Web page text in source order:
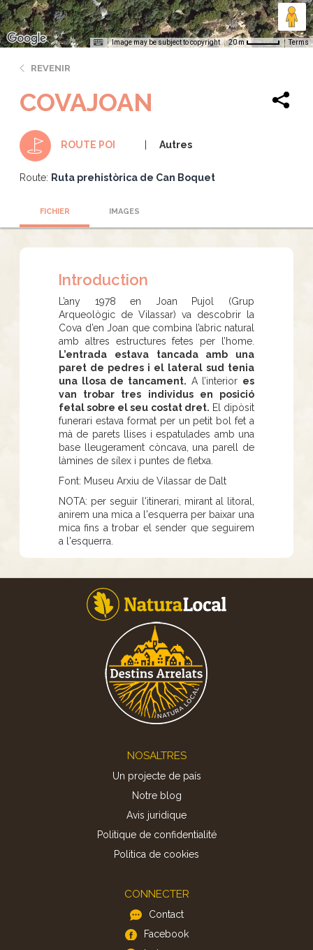
Image may be subject to copyright 20 m Terms
REVENIR
COVAJOAN
ROUTE POI Autres
Route: Ruta prehistòrica de Can Boquet
FICHIER IMAGES
Introduction
L’any 1978 en Joan Pujol (Grup
Arqueològic de Vilassar) va descobrir la
Cova d’en Joan que combina l’abric natural
amb altres estructures fetes per l’home.
L’entrada estava tancada amb una
paret de pedres i el lateral sud tenia
una llosa de tancament. A l’interior es
van trobar tres individus en posició
fetal sobre el seu costat dret. El dipòsit
funerari estava format per un petit bol fet a
mà de parets llises i espatulades amb una
base lleugerament còncava, una parell de
làmines de sílex i puntes de fletxa.
Font: Museu Arxiu de Vilassar de Dalt
NOTA: per seguir l'itinerari, mirant al litoral,
anirem una mica a l'esquerra per baixar una
mica fins a trobar el sender que seguirem
a l'esquerra.
NOSALTRES
Un projecte de país
Notre blog
Avis juridique
Politique de confidentialité
Politica de cookies
CONNECTER
Contact
Facebook